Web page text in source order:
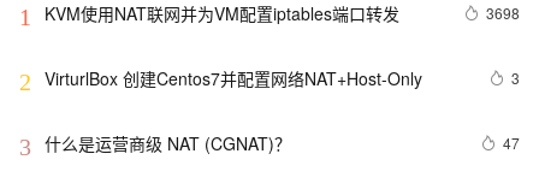
1 KVM使用NAT联网并为VM配置iptables端口转发 3698
2 VirturlBox 创建Centos7并配置网络NAT+Host-Only 3
3 什么是运营商级 NAT (CGNAT)？ 47